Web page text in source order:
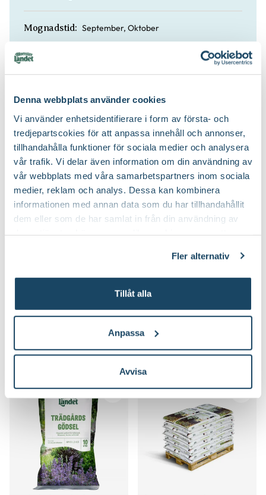
Denna webbplats använder cookies
Vi använder enhetsidentifierare i form av första- och
tredjepartscokies för att anpassa innehåll och annonser,
tillhandahålla funktioner för sociala medier och analysera
vår trafik. Vi delar även information om din användning av
vår webbplats med våra samarbetspartners inom sociala
medier, reklam och analys. Dessa kan kombinera
informationen med annan data som du har tillhandahållit
dem eller som de har samlat in från din användning av
Fler alternativ
Tillåt alla
Anpassa
Avvisa
Mognadstid: September, Oktober
Fruktförvaring:
Köp till för ett lyckat resultat
Blomsterlandet
199:-
Välj butik
I lager
Till Produkten
till Barkduk produktsida
Blomsterlandet
Finns i flera varianter
Från 99:-
Välj butik
Online
Till Produkten
till Bärnät